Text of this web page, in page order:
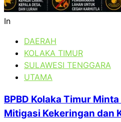
In
DAERAH
KOLAKA TIMUR
SULAWESI TENGGARA
UTAMA
BPBD Kolaka Timur
Mitigasi Kekeringan dan